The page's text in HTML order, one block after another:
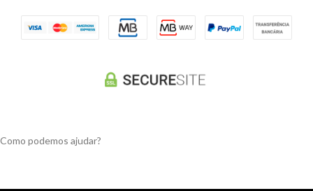
Como podemos ajudar?